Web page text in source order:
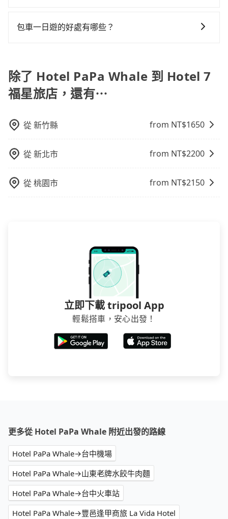
小的風險。最後，雖然路邊隨租隨還看似方便，但實際
駕駛執照以及良民證外，車輛一定投保最高300萬乘客
無隱藏費用，且還提供優於其他業者更彈性的取消政
tripool旅步絕對是您值得信任的不二選擇！
視您的反饋。
包車一日遊的好處有哪些？
體驗當地文化和風土人情，此外，包車還可以省去您自
己開車也無需擔心路線和交通的問題，更可以在舒適的
環境中專心欣賞當地美景和文化，讓您的旅程更加輕鬆
除了 Hotel PaPa Whale 到 Hotel 7
福星旅店，還有⋯
從新竹縣 from NT$1650
從新北市 from NT$2200
從桃園市 from NT$2150
立即下載 tripool App
輕鬆搭車，安心出發！
更多從 Hotel PaPa Whale 附近出發的路線
Hotel PaPa Whale→台中機場
Hotel PaPa Whale→山東老牌水餃牛肉麵
Hotel PaPa Whale→台中火車站
Hotel PaPa Whale→豐邑逢甲商旅 La Vida Hotel